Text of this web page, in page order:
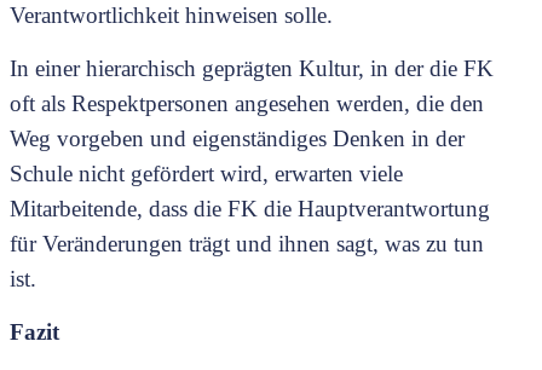
Verantwortlichkeit hinweisen solle.
In einer hierarchisch geprägten Kultur, in der die FK
oft als Respektpersonen angesehen werden, die den
Weg vorgeben und eigenständiges Denken in der
Schule nicht gefördert wird, erwarten viele
Mitarbeitende, dass die FK die Hauptverantwortung
für Veränderungen trägt und ihnen sagt, was zu tun
ist.
Fazit